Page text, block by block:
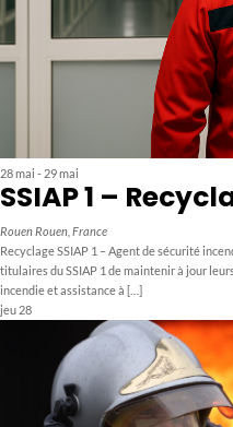
28 mai - 29 mai
SSIAP 1 –
RouenRouen, France
Recyclage SSIAP 1 – Agent de sécurité
titulaires du SSIAP 1 de maintenir à jour
incendie et assistance à […]
jeu 28